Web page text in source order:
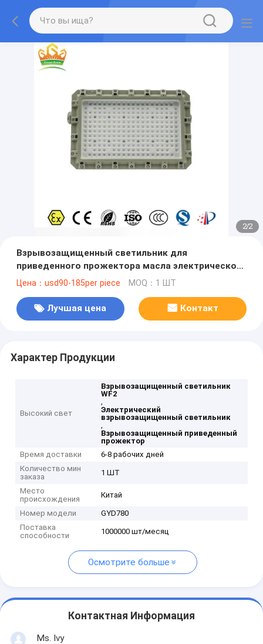
2/2
Взрывозащищенный светильник для
приведенного прожектора масла электрического
взрывозащищенного
Цена：usd90-185per piece MOQ：1 ШТ
Лучшая цена Контакт
Характер Продукции
Высокий свет
Взрывозащищенный светильник
WF2
,
Электрический
взрывозащищенный светильник
,
Взрывозащищенный приведенный
прожектор
Время доставки
6-8 рабочих дней
Количество мин
заказа
1 ШТ
Место
происхождения
Китай
Номер модели
GYD780
Поставка
способности
1000000 шт/месяц
Осмотрите больше
Контактная Информация
Ms. Ivy